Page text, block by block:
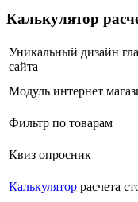
Калькулятор
Уникальный дизайн
сайта
Модуль интернет
Фильтр по товарам
Квиз опросник
Калькулятор расчета